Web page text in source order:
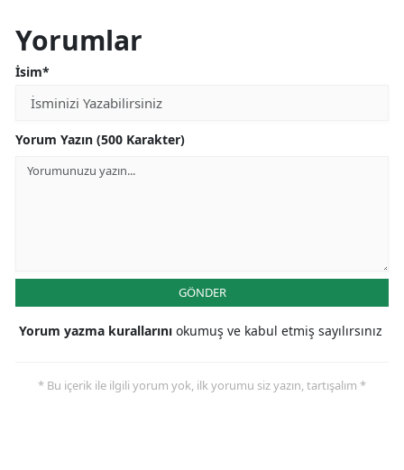
Yorumlar
İsim*
Yorum Yazın (500 Karakter)
GÖNDER
Yorum yazma kurallarını okumuş ve kabul etmiş sayılırsınız
* Bu içerik ile ilgili yorum yok, ilk yorumu siz yazın, tartışalım *